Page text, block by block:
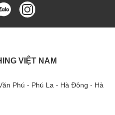
VIỆT NAM
Phú - Phú La - Hà Đông - Hà